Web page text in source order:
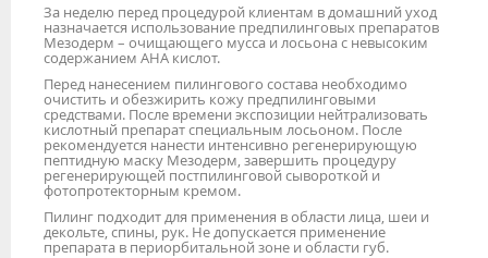
За неделю перед процедурой клиентам в домашний уход
назначается использование предпилинговых препаратов
Мезодерм – очищающего мусса и лосьона с невысоким
содержанием АНА кислот.
Перед нанесением пилингового состава необходимо
очистить и обезжирить кожу предпилинговыми
средствами. После времени экспозиции нейтрализовать
кислотный препарат специальным лосьоном. После
рекомендуется нанести интенсивно регенерирующую
пептидную маску Мезодерм, завершить процедуру
регенерирующей постпилинговой сывороткой и
фотопротекторным кремом.
Пилинг подходит для применения в области лица, шеи и
декольте, спины, рук. Не допускается применение
препарата в периорбитальной зоне и области губ.